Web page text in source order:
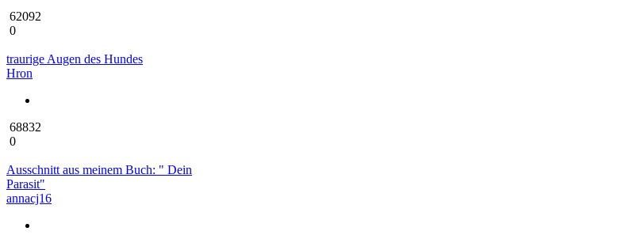
62092
0
traurige Augen des Hundes
Hron
68832
0
Ausschnitt aus meinem Buch: " Dein
Parasit"
annacj16